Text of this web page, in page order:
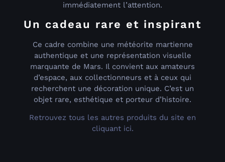
immédiatement l’attention.
Un cadeau rare et inspirant
Ce cadre combine une météorite martienne
authentique et une représentation visuelle
marquante de Mars. Il convient aux amateurs
d’espace, aux collectionneurs et à ceux qui
recherchent une décoration unique. C’est un
objet rare, esthétique et porteur d’histoire.
Retrouvez tous les autres produits du site en
cliquant ici.